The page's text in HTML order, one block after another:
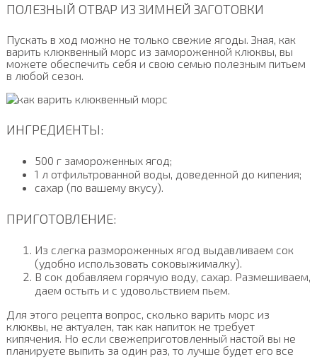
ПОЛЕЗНЫЙ ОТВАР ИЗ ЗИМНЕЙ ЗАГОТОВКИ
Пускать в ход можно не только свежие ягоды. Зная, как
варить клюквенный морс из замороженной клюквы, вы
можете обеспечить себя и свою семью полезным питьем
в любой сезон.
ИНГРЕДИЕНТЫ:
500 г замороженных ягод;
1 л отфильтрованной воды, доведенной до кипения;
сахар (по вашему вкусу).
ПРИГОТОВЛЕНИЕ:
Из слегка размороженных ягод выдавливаем сок
(удобно использовать соковыжималку).
В сок добавляем горячую воду, сахар. Размешиваем,
даем остыть и с удовольствием пьем.
Для этого рецепта вопрос, сколько варить морс из
клюквы, не актуален, так как напиток не требует
кипячения. Но если свежеприготовленный настой вы не
планируете выпить за один раз, то лучше будет его все